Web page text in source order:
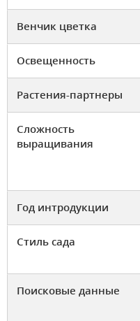
Венчик цветка
Освещенность
Растения-партнеры
Сложность
выращивания
Год интродукции
Стиль сада
Поисковые данные